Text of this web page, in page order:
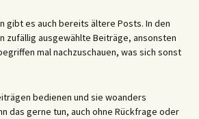
gibt es auch bereits ältere Posts. In den
zufällig ausgewählte Beiträge, ansonsten
mal nachzuschauen, was sich sonst
bedienen und sie woanders
das gerne tun, auch ohne Rückfrage oder